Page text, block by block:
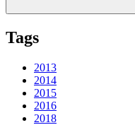
Tags
2013
2014
2015
2016
2018